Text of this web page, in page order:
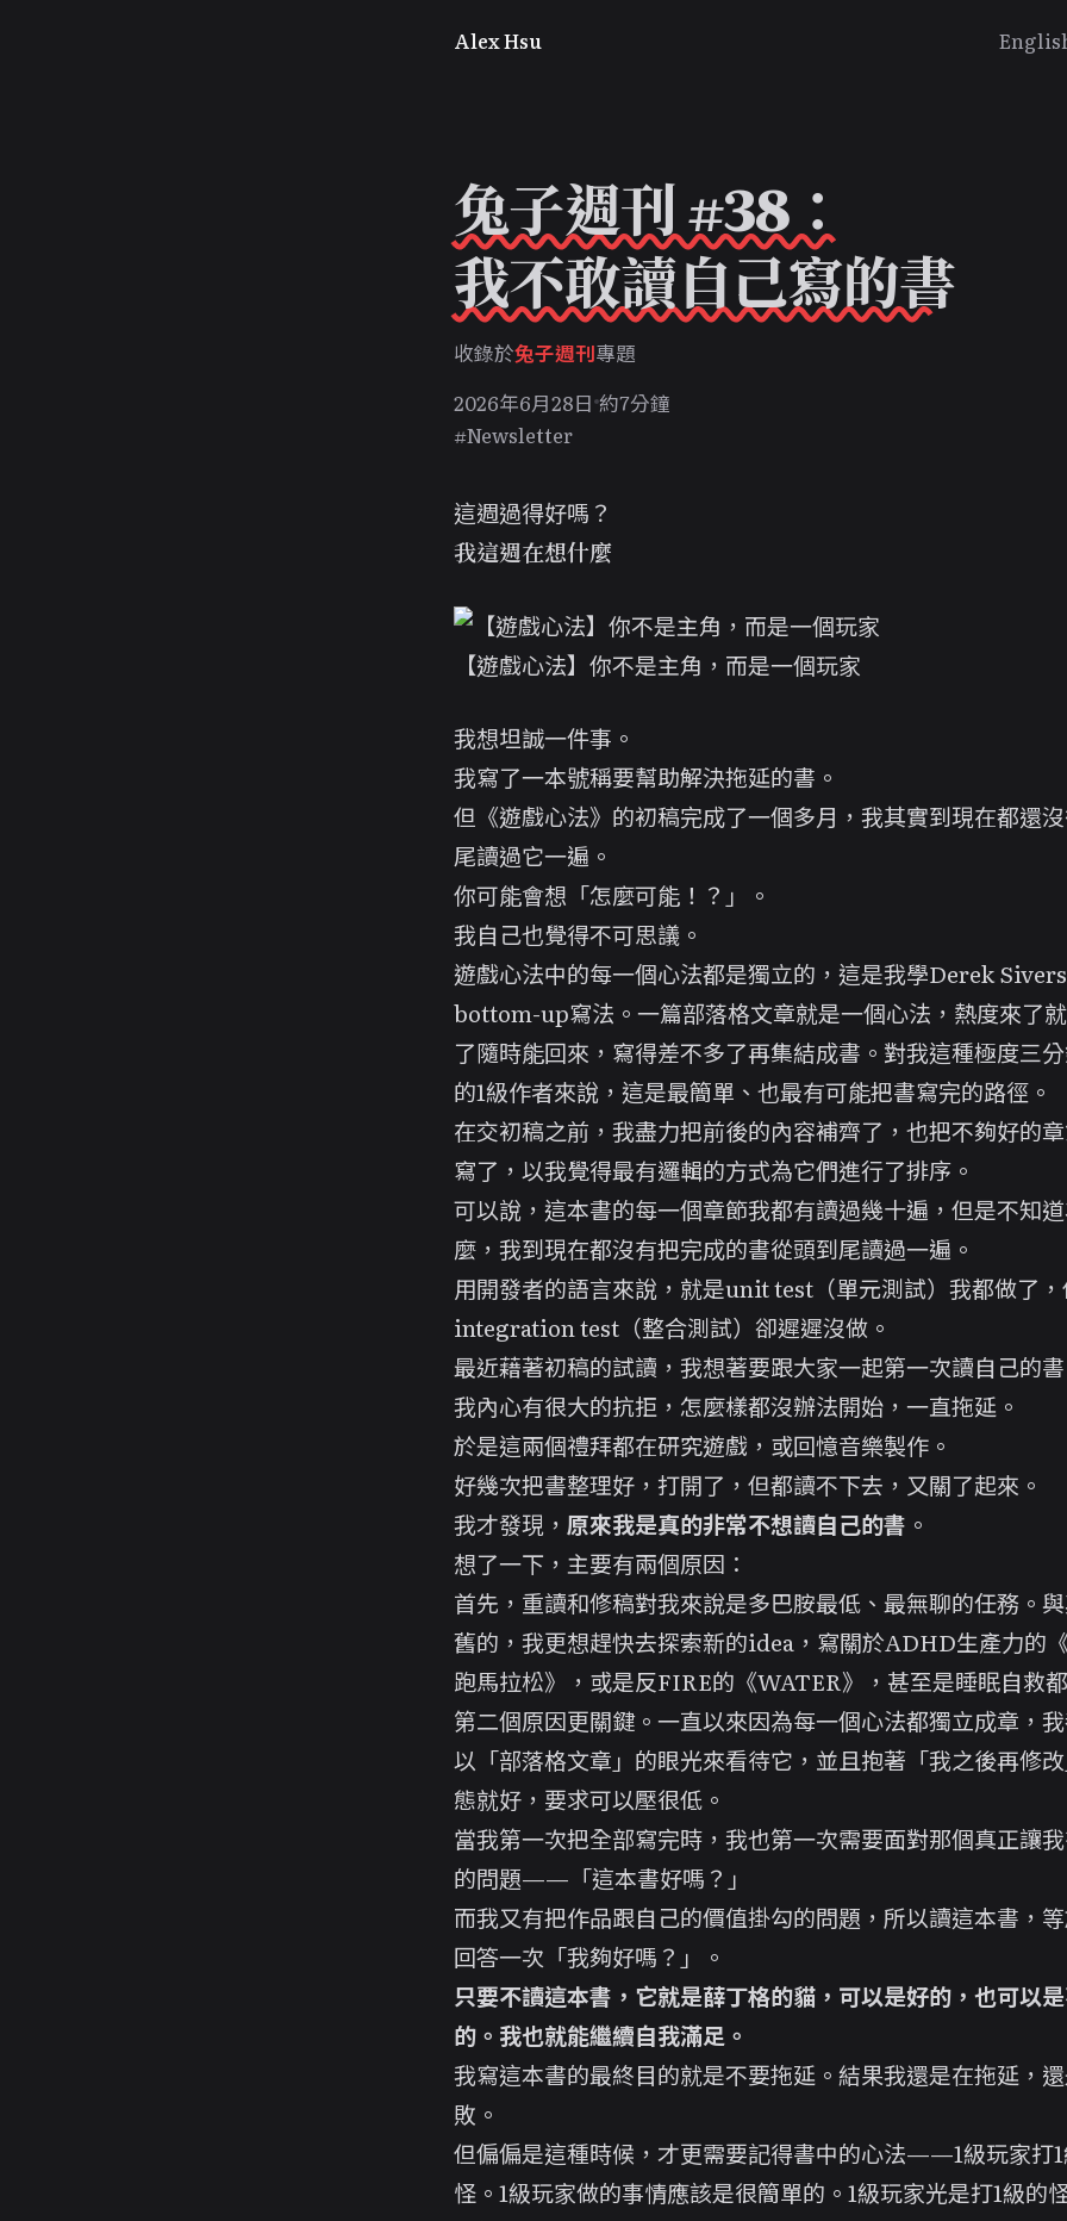
Alex Hsu
兔子週刊 #38：
我不敢讀自己寫的書
收錄於兔子週刊專題
2026年6月28日 約7分鐘
#Newsletter
這週過得好嗎？
我這週在想什麼
【遊戲心法】你不是主角，而是一個玩家
我想坦誠一件事。
我寫了一本號稱要幫助解決拖延的書。
但《遊戲心法》的初稿完成了一個多月，我其實到現在都還
尾讀過它一遍。
你可能會想「怎麼可能！？」。
我自己也覺得不可思議。
遊戲心法中的每一個心法都是獨立的，這是我學Derek Sivers
bottom-up寫法。一篇部落格文章就是一個心法，熱度來了
了隨時能回來，寫得差不多了再集結成書。對我這種極度三
的1級作者來說，這是最簡單、也最有可能把書寫完的路徑。
在交初稿之前，我盡力把前後的內容補齊了，也把不夠好的
寫了，以我覺得最有邏輯的方式為它們進行了排序。
可以說，這本書的每一個章節我都有讀過幾十遍，但是不知
麼，我到現在都沒有把完成的書從頭到尾讀過一遍。
用開發者的語言來說，就是unit test（單元測試）我都做了
integration test（整合測試）卻遲遲沒做。
最近藉著初稿的試讀 ，我想著要跟大家一起第一次讀自己的
我內心有很大的抗拒，怎麼樣都沒辦法開始，一直拖延。
於是這兩個禮拜都在研究遊戲 ，或回憶音樂製作。
好幾次把書整理好，打開了，但都讀不下去，又關了起來。
我才發現， 原來我是真的非常不想讀自己的書 。
想了一下，主要有兩個原因：
首先，重讀和修稿對我來說是多巴胺最低、最無聊的任務。
舊的，我更想趕快去探索新的idea，寫關於ADHD生產力的
跑馬拉松》，或是反FIRE的《WATER》，甚至是睡眠自救
第二個原因更關鍵。一直以來因為每一個心法都獨立成章，
以「部落格文章」的眼光來看待它，並且抱著「我之後再修
態就好，要求可以壓很低。
當我第一次把全部寫完時，我也第一次需要面對那個真正讓
的問題——「這本書好嗎？」
而我又有把作品跟自己的價值掛勾的問題，所以讀這本書，
回答一次「我夠好嗎？」。
只要不讀這本書，它就是薛丁格的貓，可以是好的，也可以
的。我也就能繼續自我滿足。
我寫這本書的最終目的就是不要拖延。結果我還是在拖延，
敗。
但偏偏是這種時候，才更需要記得書中的心法——1級玩家打
怪。1級玩家做的事情應該是很簡單的。1級玩家光是打1級的